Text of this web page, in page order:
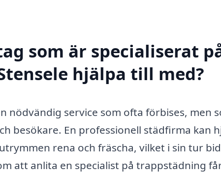
som är specialiserat
hjälpa till med?
nödvändig service som ofta förbises, men
besökare. En professionell städfirma kan
rena och fräscha, vilket i sin tur
att anlita en specialist på trappstädning